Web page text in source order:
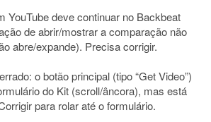
YouTube deve continuar no Backbeat
de abrir/mostrar a comparação não
abre/expande). Precisa corrigir.
o botão principal (tipo “Get Video”)
do Kit (scroll/âncora), mas está
para rolar até o formulário.